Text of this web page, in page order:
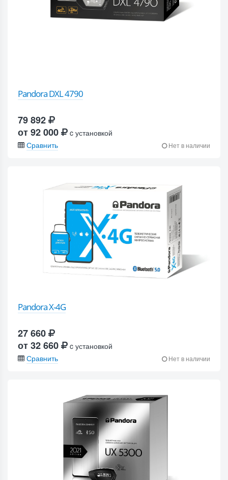
Pandora DXL 4790
79 892
от 92 000
c установкой
Сравнить
Нет в наличии
Pandora X-4G
27 660
от 32 660
c установкой
Сравнить
Нет в наличии